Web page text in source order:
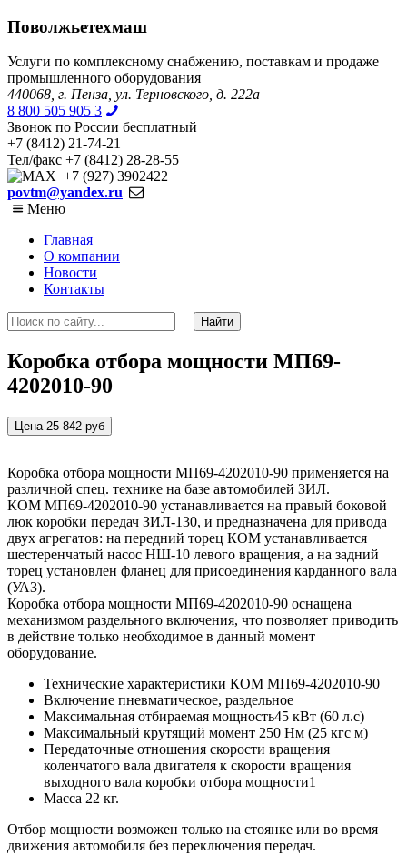
Поволжьетехмаш
Услуги по комплексному снабжению, поставкам и продаже
промышленного оборудования
440068, г. Пенза, ул. Терновского, д. 222а
8 800 505 905 3
Звонок по России бесплатный
+7 (8412) 21-74-21
Тел/факс +7 (8412) 28-28-55
+7 (927) 3902422
povtm@yandex.ru
Меню
Главная
О компании
Новости
Контакты
Коробка отбора мощности МП69-
4202010-90
Цена 25 842 руб
Коробка отбора мощности МП69-4202010-90 применяется на
различной спец. технике на базе автомобилей ЗИЛ.
КОМ МП69-4202010-90 устанавливается на правый боковой
люк коробки передач ЗИЛ-130, и предназначена для привода
двух агрегатов: на передний торец КОМ устанавливается
шестеренчатый насос НШ-10 левого вращения, а на задний
торец установлен фланец для присоединения карданного вала
(УАЗ).
Коробка отбора мощности МП69-4202010-90 оснащена
механизмом раздельного включения, что позволяет приводить
в действие только необходимое в данный момент
оборудование.
Технические характеристики КОМ МП69-4202010-90
Включение пневматическое, раздельное
Максимальная отбираемая мощность45 кВт (60 л.с)
Максимальный крутящий момент 250 Нм (25 кгс м)
Передаточные отношения скорости вращения
коленчатого вала двигателя к скорости вращения
выходного вала коробки отбора мощности1
Масса 22 кг.
Отбор мощности возможен только на стоянке или во время
движения автомобиля без переключения передач.